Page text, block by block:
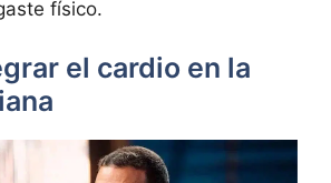
físico.
el cardio en la